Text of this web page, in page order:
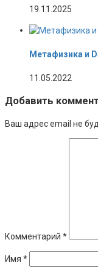
19.11.2025
Метафизика и
11.05.2022
Добавить
Ваш адрес email не
Комментарий *
Имя *